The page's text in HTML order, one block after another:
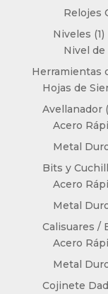
Relojes
Niveles 11
Nivel
Herramientas
Hojas de
Avellanador
Acero
Metal
Bits y
Acero
Metal
Calisuares /
Acero
Metal
Cojinete